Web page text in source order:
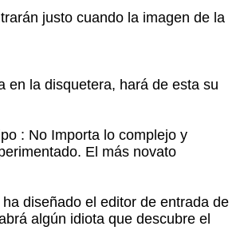
justo cuando la imagen de la
en la disquetera, hará de esta su
: No Importa lo complejo y
El más novato
diseñado el editor de entrada de
algún idiota que descubre el